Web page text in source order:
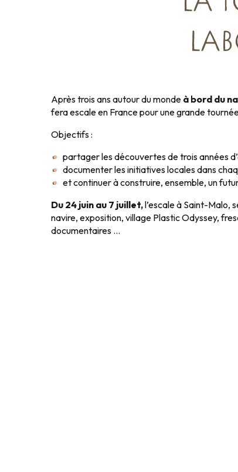
Après trois ans autour du monde à bord du
fera escale en France pour une grande
Objectifs :
partager les découvertes de trois années
documenter les initiatives locales dans
et continuer à construire, ensemble, un
Du 24 juin au 7 juillet,l’escale à Saint-Malo,
navire, exposition, village Plastic Odyssey,
documentaires …